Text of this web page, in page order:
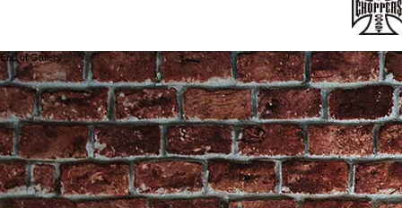
End of Gallery